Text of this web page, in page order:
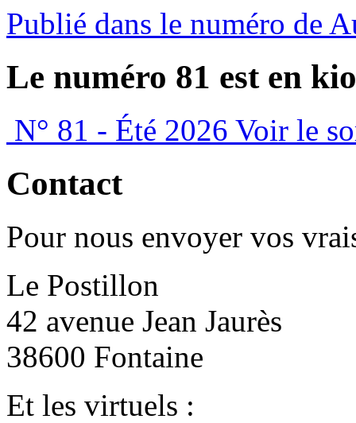
Publié dans le numéro de
Le numéro 81 est en
N° 81 - Été 2026 Voir le
Contact
Pour nous envoyer vos
Le Postillon
42 avenue Jean Jaurès
38600 Fontaine
Et les virtuels :